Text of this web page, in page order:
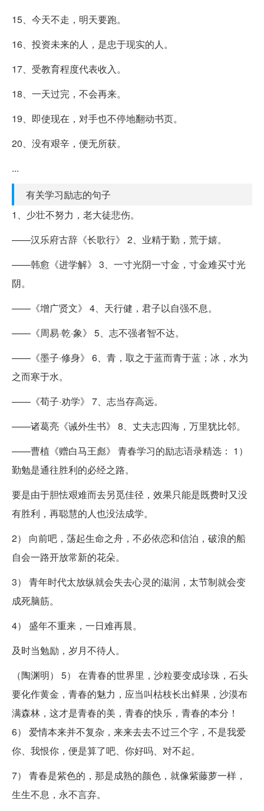
15、今天不走，明天要跑。
16、投资未来的人，是忠于现实的人。
17、受教育程度代表收入。
18、一天过完，不会再来。
19、即使现在，对手也不停地翻动书页。
20、没有艰辛，便无所获。
...
有关学习励志的句子
1、少壮不努力，老大徒悲伤。
——汉乐府古辞《长歌行》 2、业精于勤，荒于嬉。
——韩愈《进学解》 3、一寸光阴一寸金，寸金难买寸光
阴。
——《增广贤文》 4、天行健，君子以自强不息。
——《周易·乾·象》 5、志不强者智不达。
——《墨子·修身》 6、青，取之于蓝而青于蓝；冰，水为
之而寒于水。
——《荀子·劝学》 7、志当存高远。
——诸葛亮《诫外生书》 8、丈夫志四海，万里犹比邻。
——曹植《赠白马王彪》 青春学习的励志语录精选： 1）
勤勉是通往胜利的必经之路。
要是由于胆怯艰难而去另觅佳径，效果只能是既费时又没
有胜利，再聪慧的人也没法成学。
2） 向前吧，荡起生命之舟，不必依恋和信泊，破浪的船
自会一路开放常新的花朵。
3） 青年时代太放纵就会失去心灵的滋润，太节制就会变
成死脑筋。
4） 盛年不重来，一日难再晨。
及时当勉励，岁月不待人。
（陶渊明） 5） 在青春的世界里，沙粒要变成珍珠，石头
要化作黄金，青春的魅力，应当叫枯枝长出鲜果，沙漠布
满森林，这才是青春的美，青春的快乐，青春的本分！
6） 爱情本来并不复杂，来来去去不过三个字，不是我爱
你、我恨你，便是算了吧、你好吗、对不起。
7） 青春是紫色的，那是成熟的颜色，就像紫藤萝一样，
生生不息，永不言弃。